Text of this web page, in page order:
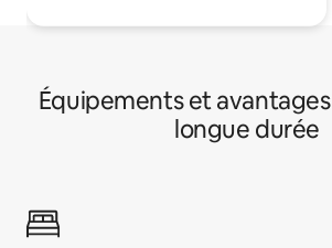
Équipements et
longue durée